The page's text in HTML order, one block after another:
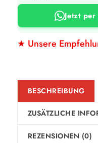
Jetzt
★ Unsere
BESCHREIBUNG
ZUSÄTZLICHE
REZENSIONEN (0)